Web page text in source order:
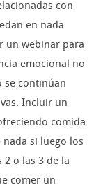
con
en nada
un webinar para
emocional no
se continúan
Incluir un
comida
nada si luego los
2 o las 3 de la
comer un